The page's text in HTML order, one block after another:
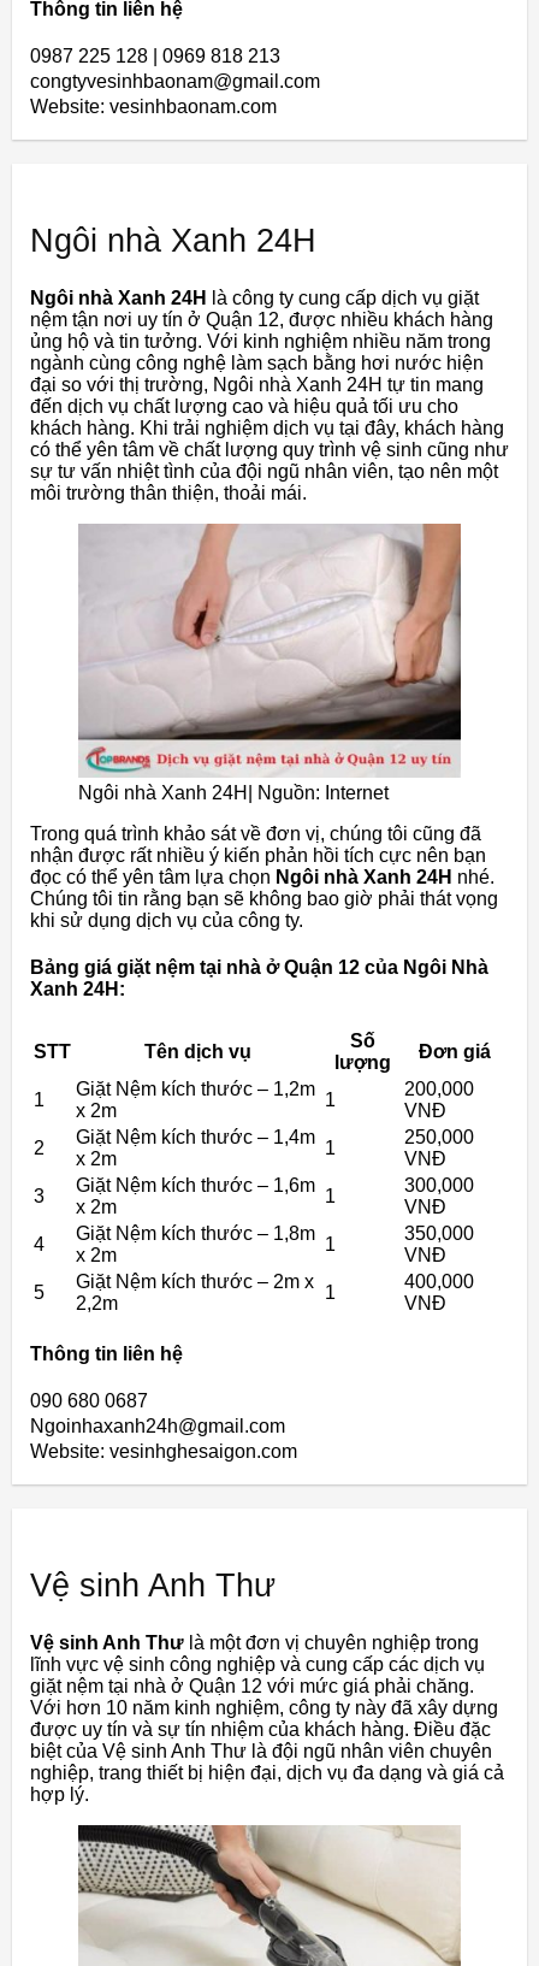
Thông tin liên hệ
0987 225 128 | 0969 818 213
congtyvesinhbaonam@gmail.com
Website: vesinhbaonam.com
Ngôi nhà Xanh 24H
Ngôi nhà Xanh 24H
là công ty cung cấp dịch vụ giặt
nệm tận nơi uy tín ở Quận 12, được nhiều khách hàng
ủng hộ và tin tưởng. Với kinh nghiệm nhiều năm trong
ngành cùng công nghệ làm sạch bằng hơi nước hiện
đại so với thị trường, Ngôi nhà Xanh 24H tự tin mang
đến dịch vụ chất lượng cao và hiệu quả tối ưu cho
khách hàng. Khi trải nghiệm dịch vụ tại đây, khách hàng
có thể yên tâm về chất lượng quy trình vệ sinh cũng như
sự tư vấn nhiệt tình của đội ngũ nhân viên, tạo nên một
môi trường thân thiện, thoải mái.
Ngôi nhà Xanh 24H| Nguồn: Internet
Trong quá trình khảo sát về đơn vị, chúng tôi cũng đã
nhận được rất nhiều ý kiến phản hồi tích cực nên bạn
đọc có thể yên tâm lựa chọn Ngôi nhà Xanh 24H nhé.
Chúng tôi tin rằng bạn sẽ không bao giờ phải thát vọng
khi sử dụng dịch vụ của công ty.
Bảng giá giặt nệm tại nhà ở Quận 12 của Ngôi Nhà
Xanh 24H:
STT Tên dịch vụ
Số
lượng
Đơn giá
1
Giặt Nệm kích thước – 1,2m
x 2m
1
200,000
VNĐ
2
Giặt Nệm kích thước – 1,4m
x 2m
1
250,000
VNĐ
3
Giặt Nệm kích thước – 1,6m
x 2m
1
300,000
VNĐ
4
Giặt Nệm kích thước – 1,8m
x 2m
1
350,000
VNĐ
5
Giặt Nệm kích thước – 2m x
2,2m
1
400,000
VNĐ
Thông tin liên hệ
090 680 0687
Ngoinhaxanh24h@gmail.com
Website: vesinhghesaigon.com
Vệ sinh Anh Thư
Vệ sinh Anh Thư là một đơn vị chuyên nghiệp trong
lĩnh vực vệ sinh công nghiệp và cung cấp các dịch vụ
giặt nệm tại nhà ở Quận 12 với mức giá phải chăng.
Với hơn 10 năm kinh nghiệm, công ty này đã xây dựng
được uy tín và sự tín nhiệm của khách hàng. Điều đặc
biệt của Vệ sinh Anh Thư là đội ngũ nhân viên chuyên
nghiệp, trang thiết bị hiện đại, dịch vụ đa dạng và giá cả
hợp lý.